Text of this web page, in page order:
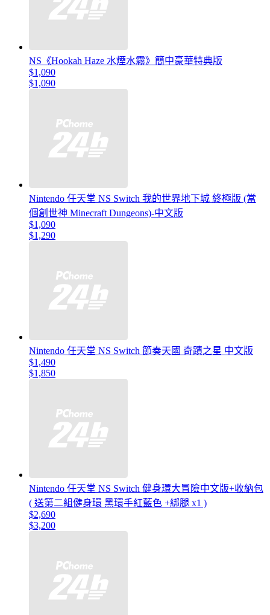
NS《Hookah Haze 水煙水霧》簡中豪華特典版
$1,090
$1,090
Nintendo 任天堂 NS Switch 我的世界地下城 終極版 (當
個創世神 Minecraft Dungeons)-中文版
$1,090
$1,290
Nintendo 任天堂 NS Switch 節奏天國 奇蹟之星 中文版
$1,490
$1,850
Nintendo 任天堂 NS Switch 健身環大冒險中文版+收納包
( 送第二組健身環 黑環手紅藍色 +綁腿 x1 )
$2,690
$3,200